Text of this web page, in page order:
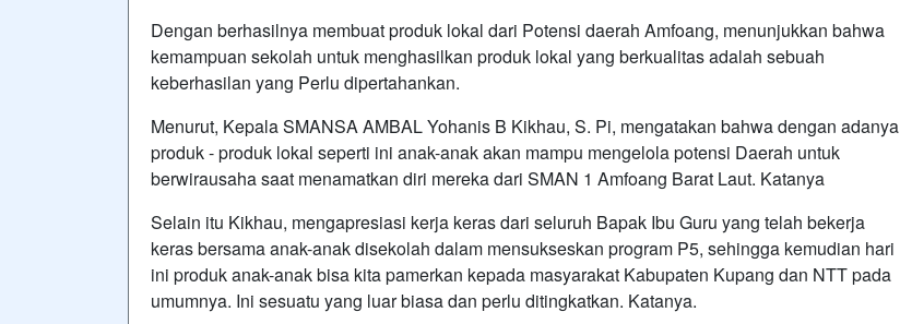
Dengan berhasilnya membuat produk lokal dari Potensi daerah Amfoang, menunjukkan bahwa
kemampuan sekolah untuk menghasilkan produk lokal yang berkualitas adalah sebuah
keberhasilan yang Perlu dipertahankan.
Menurut, Kepala SMANSA AMBAL Yohanis B Kikhau, S. Pi, mengatakan bahwa dengan adanya
produk - produk lokal seperti ini anak-anak akan mampu mengelola potensi Daerah untuk
berwirausaha saat menamatkan diri mereka dari SMAN 1 Amfoang Barat Laut. Katanya
Selain itu Kikhau, mengapresiasi kerja keras dari seluruh Bapak Ibu Guru yang telah bekerja
keras bersama anak-anak disekolah dalam mensukseskan program P5, sehingga kemudian hari
ini produk anak-anak bisa kita pamerkan kepada masyarakat Kabupaten Kupang dan NTT pada
umumnya. Ini sesuatu yang luar biasa dan perlu ditingkatkan. Katanya.